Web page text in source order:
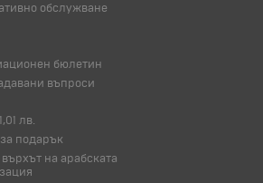
обслужване
бюлетин
въпроси
лв.
подарък
на арабската